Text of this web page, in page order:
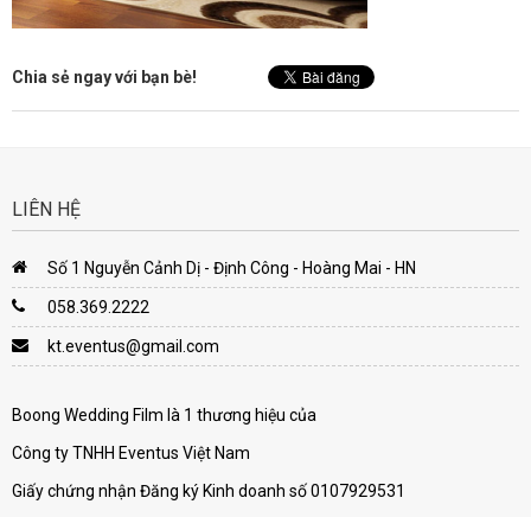
Chia sẻ ngay với bạn bè!
LIÊN HỆ
Số 1 Nguyễn Cảnh Dị - Định Công - Hoàng Mai - HN
058.369.2222
kt.eventus@gmail.com
Boong Wedding Film là 1 thương hiệu của
Công ty TNHH Eventus Việt Nam
Giấy chứng nhận Đăng ký Kinh doanh số 0107929531